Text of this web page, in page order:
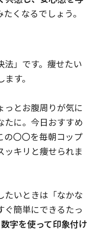
くなるでしょう。
法」です。痩せたい
す。
っとお腹周りが気に
たに。今日おすすめ
の〇〇を毎朝コップ
ッキリと痩せられま
たいときは「なかな
ぐ簡単にできるたっ
数字を使って印象付け